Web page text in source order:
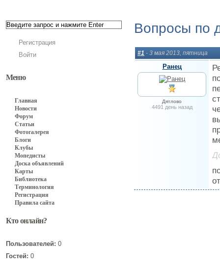
Регистрация
Войти
Меню
Главная
Новости
Форум
Статьи
Фотогалерея
Блоги
Клубы
Мопедисты
Доска объявлений
Карты
Библиотека
Терминология
Регистрация
Правила сайта
Кто онлайн?
Пользователей: 0
Гостей: 0
Вопросы по
#1 - 3 мая 2013, пятница
Ранец
Дятлово
4491 день назад